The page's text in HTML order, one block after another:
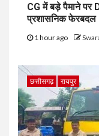
CG में बड़े पैमाने पर
प्रशासनिक फेरबदल
1 hour ago
छत्तीसगढ़ रायपुर